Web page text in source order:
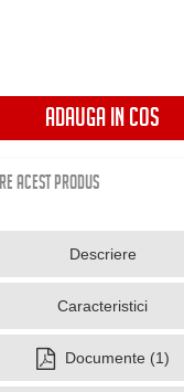
ADAUGA IN COS
ACEST PRODUS
Descriere
Caracteristici
Documente (1)